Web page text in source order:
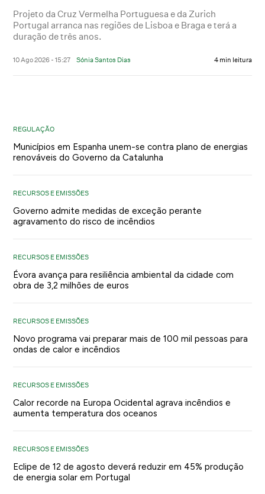
Projeto da Cruz Vermelha Portuguesa e da Zurich
Portugal arranca nas regiões de Lisboa e Braga e terá a
duração de três anos.
10 Ago 2026 - 15:27 Sónia Santos Dias 4 min leitura
REGULAÇÃO
Municípios em Espanha unem-se contra plano de energias
renováveis do Governo da Catalunha
RECURSOS E EMISSÕES
Governo admite medidas de exceção perante
agravamento do risco de incêndios
RECURSOS E EMISSÕES
Évora avança para resiliência ambiental da cidade com
obra de 3,2 milhões de euros
RECURSOS E EMISSÕES
Novo programa vai preparar mais de 100 mil pessoas para
ondas de calor e incêndios
RECURSOS E EMISSÕES
Calor recorde na Europa Ocidental agrava incêndios e
aumenta temperatura dos oceanos
RECURSOS E EMISSÕES
Eclipe de 12 de agosto deverá reduzir em 45% produção
de energia solar em Portugal